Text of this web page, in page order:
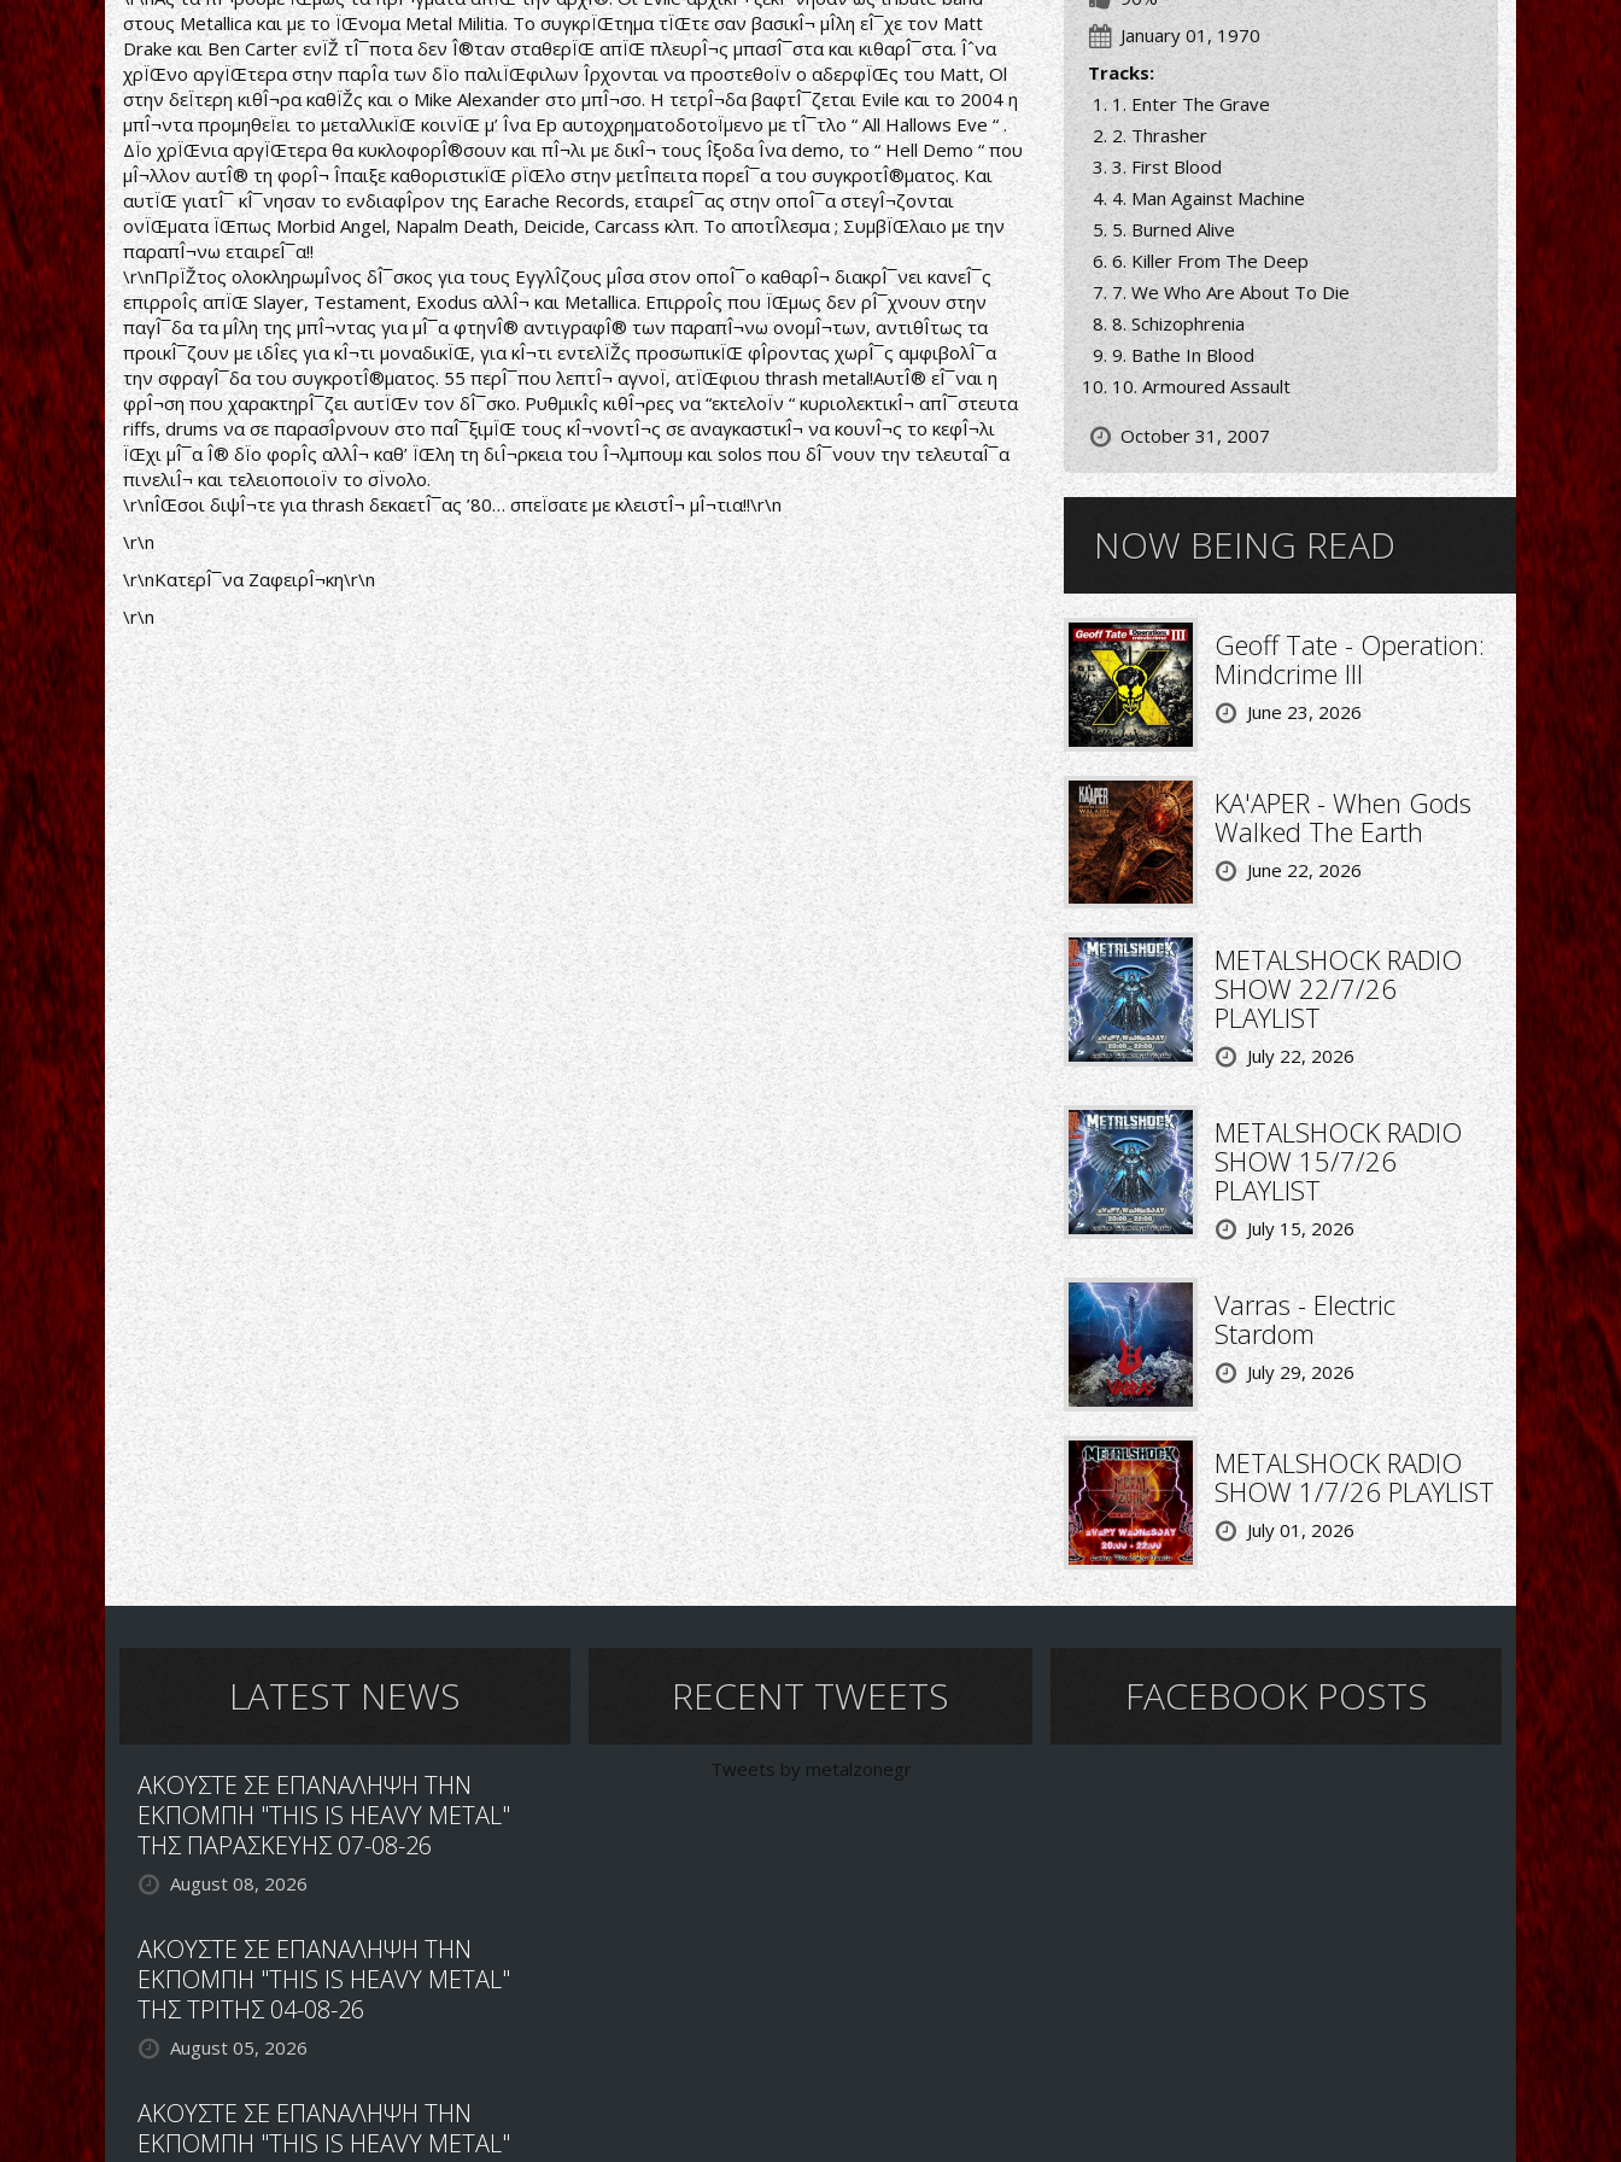
στους Metallica και με το ÏŒνομα Metal Militia. Το συγκρÏŒτημα τÏŒτε σαν βασικÎ¬ μÎ­λη εÎ¯χε τον Matt
Drake και Ben Carter ενÏŽ τÎ¯ποτα δεν Î®ταν σταθερÏŒ απÏŒ πλευρÎ¬ς μπασÎ¯στα και κιθαρÎ¯στα. Îˆνα
χρÏŒνο αργÏŒτερα στην παρÎ­α των δÏο παλιÏŒφιλων Î­ρχονται να προστεθοÏν ο αδερφÏŒς του Matt, Ol
στην δεÏτερη κιθÎ¬ρα καθÏŽς και ο Mike Alexander στο μπÎ¬σο. Η τετρÎ¬δα βαφτÎ¯ζεται Evile και το 2004 η
μπÎ¬ντα προμηθεÏει το μεταλλικÏŒ κοινÏŒ μ’ Î­να Ep αυτοχρηματοδοτοÏμενο με τÎ¯τλο “ All Hallows Eve “ .
ΔÏο χρÏŒνια αργÏŒτερα θα κυκλοφορÎ®σουν και πÎ¬λι με δικÎ¬ τους Î­ξοδα Î­να demo, το “ Hell Demo “ που
μÎ¬λλον αυτÎ® τη φορÎ¬ Î­παιξε καθοριστικÏŒ ρÏŒλο στην μετÎ­πειτα πορεÎ¯α του συγκροτÎ®ματος. Και
αυτÏŒ γιατÎ¯ κÎ¯νησαν το ενδιαφÎ­ρον της Earache Records, εταιρεÎ¯ας στην οποÎ¯α στεγÎ¬ζονται
ονÏŒματα ÏŒπως Morbid Angel, Napalm Death, Deicide, Carcass κλπ. Το αποτÎ­λεσμα ; ΣυμβÏŒλαιο με την
παραπÎ¬νω εταιρεÎ¯α!!
\r\nΠρÏŽτος ολοκληρωμÎ­νος δÎ¯σκος για τους ΕγγλÎ­ζους μÎ­σα στον οποÎ¯ο καθαρÎ¬ διακρÎ¯νει κανεÎ¯ς
επιρροÎ­ς απÏŒ Slayer, Testament, Exodus αλλÎ¬ και Metallica. ΕπιρροÎ­ς που ÏŒμως δεν ρÎ¯χνουν στην
παγÎ¯δα τα μÎ­λη της μπÎ¬ντας για μÎ¯α φτηνÎ® αντιγραφÎ® των παραπÎ¬νω ονομÎ¬των, αντιθÎ­τως τα
προικÎ¯ζουν με ιδÎ­ες για κÎ¬τι μοναδικÏŒ, για κÎ¬τι εντελÏŽς προσωπικÏŒ φÎ­ροντας χωρÎ¯ς αμφιβολÎ¯α
την σφραγÎ¯δα του συγκροτÎ®ματος. 55 περÎ¯που λεπτÎ¬ αγνοÏ, ατÏŒφιου thrash metal!ΑυτÎ® εÎ¯ναι η
φρÎ¬ση που χαρακτηρÎ¯ζει αυτÏŒν τον δÎ¯σκο. ΡυθμικÎ­ς κιθÎ¬ρες να “εκτελοÏν “ κυριολεκτικÎ¬ απÎ¯στευτα
riffs, drums να σε παρασÎ­ρνουν στο παÎ¯ξιμÏŒ τους κÎ¬νοντÎ¬ς σε αναγκαστικÎ¬ να κουνÎ¬ς το κεφÎ¬λι
ÏŒχι μÎ¯α Î® δÏο φορÎ­ς αλλÎ¬ καθ’ ÏŒλη τη διÎ¬ρκεια του Î¬λμπουμ και solos που δÎ¯νουν την τελευταÎ¯α
πινελιÎ¬ και τελειοποιοÏν το σÏνολο.
\r\nÎŒσοι διψÎ¬τε για thrash δεκαετÎ¯ας ’80… σπεÏσατε με κλειστÎ¬ μÎ¬τια!!\r\n
\r\n
\r\nΚατερÎ¯να ΖαφειρÎ¬κη\r\n
\r\n
January 01, 1970
Tracks:
1. Enter The Grave
2. Thrasher
3. First Blood
4. Man Against Machine
5. Burned Alive
6. Killer From The Deep
7. We Who Are About To Die
8. Schizophrenia
9. Bathe In Blood
10. Armoured Assault
October 31, 2007
NOW BEING READ
Geoff Tate - Operation:
Mindcrime III
June 23, 2026
KA'APER - When Gods
Walked The Earth
June 22, 2026
METALSHOCK RADIO
SHOW 22/7/26
PLAYLIST
July 22, 2026
METALSHOCK RADIO
SHOW 15/7/26
PLAYLIST
July 15, 2026
Varras - Electric
Stardom
July 29, 2026
METALSHOCK RADIO
SHOW 1/7/26 PLAYLIST
July 01, 2026
LATEST NEWS
ΑΚΟΥΣΤΕ ΣΕ ΕΠΑΝΑΛΗΨΗ ΤΗΝ
ΕΚΠΟΜΠΗ "THIS IS HEAVY METAL"
ΤΗΣ ΠΑΡΑΣΚΕΥΗΣ 07-08-26
August 08, 2026
ΑΚΟΥΣΤΕ ΣΕ ΕΠΑΝΑΛΗΨΗ ΤΗΝ
ΕΚΠΟΜΠΗ "THIS IS HEAVY METAL"
ΤΗΣ ΤΡΙΤΗΣ 04-08-26
August 05, 2026
ΑΚΟΥΣΤΕ ΣΕ ΕΠΑΝΑΛΗΨΗ ΤΗΝ
ΕΚΠΟΜΠΗ "THIS IS HEAVY METAL"
RECENT TWEETS
Tweets by metalzonegr
FACEBOOK POSTS